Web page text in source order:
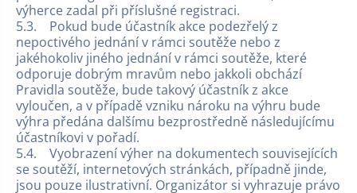
výherce zadal při příslušné registraci.
5.3. Pokud bude účastník akce podezřelý z
nepoctivého jednání v rámci soutěže nebo z
jakéhokoliv jiného jednání v rámci soutěže, které
odporuje dobrým mravům nebo jakkoli obchází
Pravidla soutěže, bude takový účastník z akce
vyloučen, a v případě vzniku nároku na výhru bude
výhra předána dalšímu bezprostředně následujícímu
účastníkovi v pořadí.
5.4. Vyobrazení výher na dokumentech souvisejících
se soutěží, internetových stránkách, případně jinde,
jsou pouze ilustrativní. Organizátor si vyhrazuje právo